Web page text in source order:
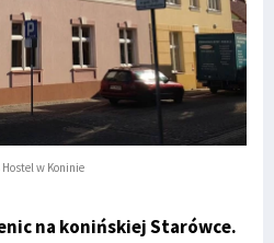
Hostel w Koninie
na konińskiej Starówce.